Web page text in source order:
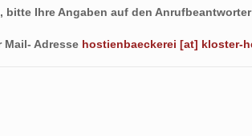
Ihre Angaben auf den
Mail- Adresse hostienbaeckerei [at] kloster-